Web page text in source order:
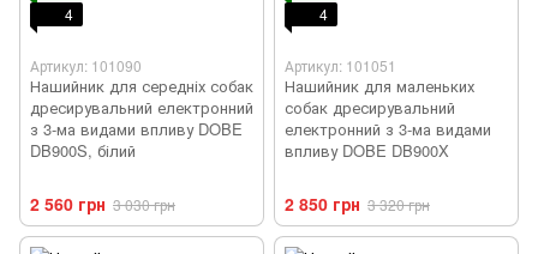
4
Артикул: 101090
Нашийник для середніх собак
дресирувальний електронний
з 3-ма видами впливу DOBE
DB900S, білий
2 560 грн 3 030 грн
4
Артикул: 101051
Нашийник для маленьких
собак дресирувальний
електронний з 3-ма видами
впливу DOBE DB900X
2 850 грн 3 320 грн